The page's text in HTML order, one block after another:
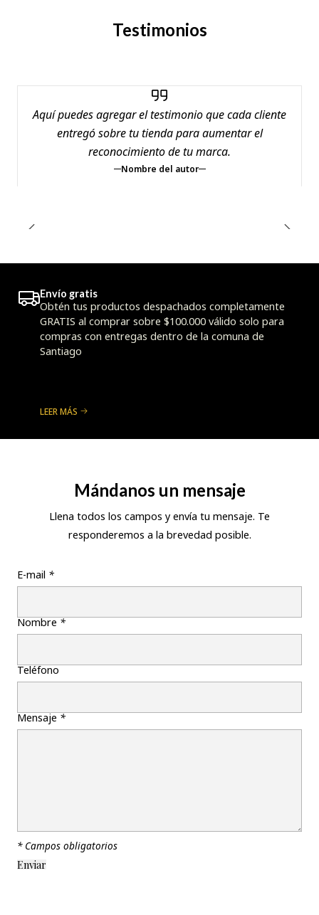
Testimonios
Aquí puedes agregar el testimonio que cada cliente
entregó sobre tu tienda para aumentar el
reconocimiento de tu marca.
Nombre del autor
Envío gratis
Obtén tus productos despachados completamente
GRATIS al comprar sobre $100.000 válido solo para
compras con entregas dentro de la comuna de
Santiago
LEER MÁS
Mándanos un mensaje
Llena todos los campos y envía tu mensaje. Te
responderemos a la brevedad posible.
E-mail *
Nombre*
Teléfono
Mensaje*
* Campos obligatorios